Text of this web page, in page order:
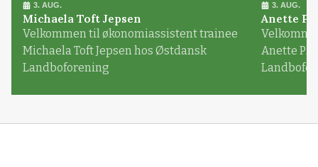
3. AUG.
Michaela Toft Jepsen
Velkommen til økonomiassistent trainee
Michaela Toft Jepsen hos Østdansk
Landboforening
3. AUG.
Anette
Anette